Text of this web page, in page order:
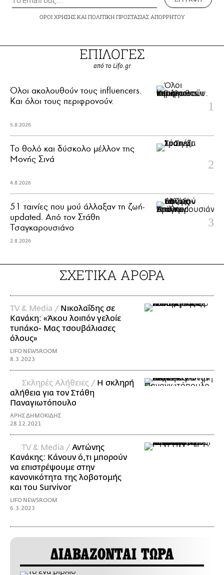
ΟΡΟΙ ΧΡΗΣΗΣΚΑΙ ΠΟΛΙΤΙΚΗ ΠΡΟΣΤΑΣΙΑΣ ΑΠΟΡΡΗΤΟΥ
ΕΠΙΛΟΓΕΣ
από το Lifo.gr
Όλοι ακολουθούν τους influencers.
Και όλοι τους περιφρονούν.
5.8.2026
Το θολό και δύσκολο μέλλον της
Μονής Σινά
4.8.2026
51 ταινίες που μού άλλαξαν τη ζωή-
updated. Aπό τον Στάθη
Τσαγκαρουσιάνο
2.8.2026
ΣΧΕΤΙΚΑ ΑΡΘΡΑ
TV & Media / Νικολαΐδης σε
Κανάκη: «Άκου λοιπόν γελοίε
τυπάκο- Μας τσουβάλιασες
όλους»
LIFO NEWSROOM
8.3.2023
Σκληρές Αλήθειες / Η σκληρή
αλήθεια για τον Στάθη
Παναγιωτόπουλο
ΑΡΗΣ ΔΗΜΟΚΙΔΗΣ
28.12.2021
TV & Media /Αντώνης
Κανάκης: Κάνουν ό,τι μπορούν
να επιστρέψουμε στην
κανονικότητα της λοβοτομής
και του Survivor
LIFO NEWSROOM
6.3.2023
ΔΙΑΒΑΖΟΝΤΑΙ ΤΩΡΑ